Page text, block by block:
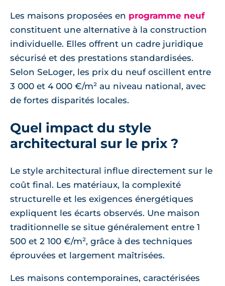
Les maisons proposées en programme neuf
constituent une alternative à la construction
individuelle. Elles offrent un cadre juridique
sécurisé et des prestations standardisées.
Selon SeLoger, les prix du neuf oscillent entre
3 000 et 4 000 €/m² au niveau national, avec
de fortes disparités locales.
Quel impact du style
architectural sur le prix ?
Le style architectural influe directement sur le
coût final. Les matériaux, la complexité
structurelle et les exigences énergétiques
expliquent les écarts observés. Une maison
traditionnelle se situe généralement entre 1
500 et 2 100 €/m², grâce à des techniques
éprouvées et largement maîtrisées.
Les maisons contemporaines, caractérisées